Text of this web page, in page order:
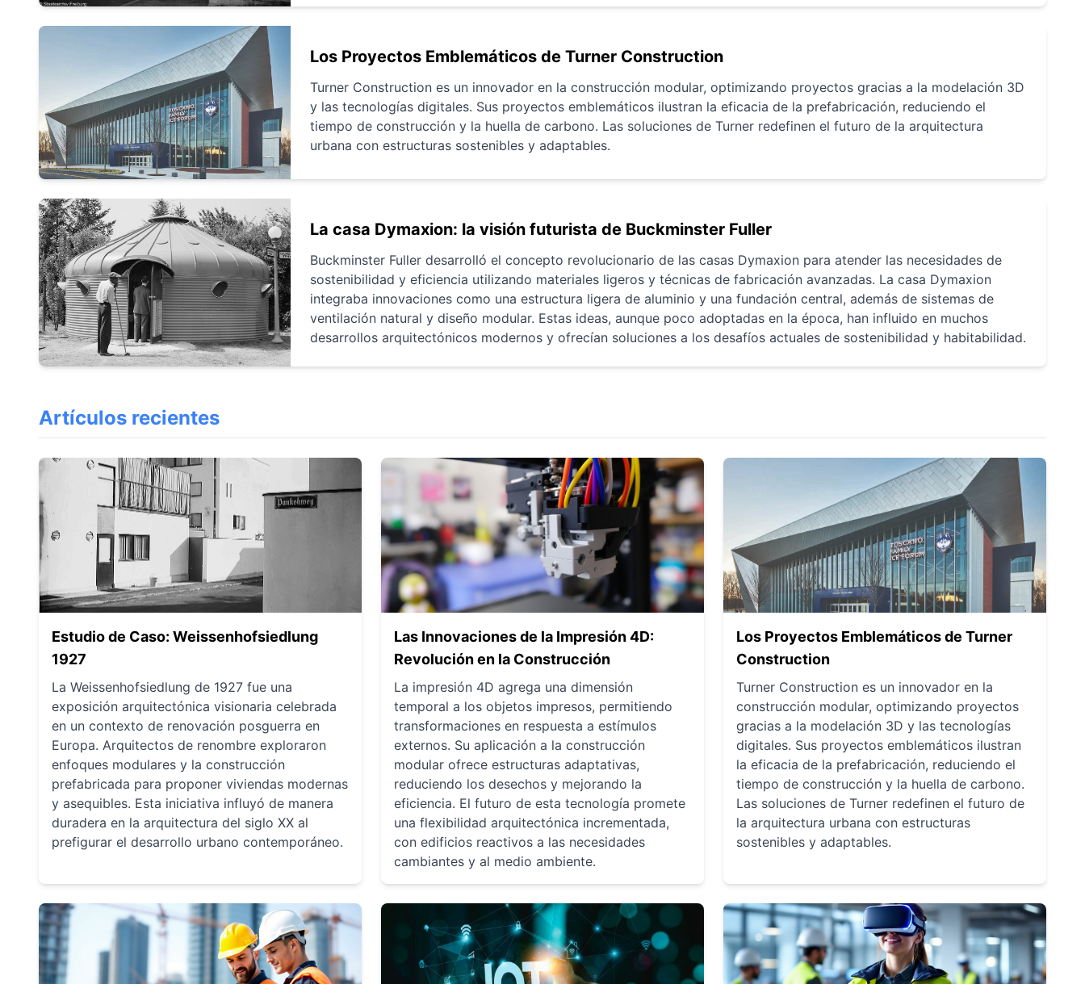
Los Proyectos Emblemáticos de Turner Construction
Turner Construction es un innovador en la construcción modular, optimizando proyectos gracias a la modelación 3D
y las tecnologías digitales. Sus proyectos emblemáticos ilustran la eficacia de la prefabricación, reduciendo el
tiempo de construcción y la huella de carbono. Las soluciones de Turner redefinen el futuro de la arquitectura
urbana con estructuras sostenibles y adaptables.
La casa Dymaxion: la visión futurista de Buckminster Fuller
Buckminster Fuller desarrolló el concepto revolucionario de las casas Dymaxion para atender las necesidades de
sostenibilidad y eficiencia utilizando materiales ligeros y técnicas de fabricación avanzadas. La casa Dymaxion
integraba innovaciones como una estructura ligera de aluminio y una fundación central, además de sistemas de
ventilación natural y diseño modular. Estas ideas, aunque poco adoptadas en la época, han influido en muchos
desarrollos arquitectónicos modernos y ofrecían soluciones a los desafíos actuales de sostenibilidad y habitabilidad.
Artículos recientes
Estudio de Caso: Weissenhofsiedlung
1927
La Weissenhofsiedlung de 1927 fue una
exposición arquitectónica visionaria celebrada
en un contexto de renovación posguerra en
Europa. Arquitectos de renombre exploraron
enfoques modulares y la construcción
prefabricada para proponer viviendas modernas
y asequibles. Esta iniciativa influyó de manera
duradera en la arquitectura del siglo XX al
prefigurar el desarrollo urbano contemporáneo.
Las Innovaciones de la Impresión 4D:
Revolución en la Construcción
La impresión 4D agrega una dimensión
temporal a los objetos impresos, permitiendo
transformaciones en respuesta a estímulos
externos. Su aplicación a la construcción
modular ofrece estructuras adaptativas,
reduciendo los desechos y mejorando la
eficiencia. El futuro de esta tecnología promete
una flexibilidad arquitectónica incrementada,
con edificios reactivos a las necesidades
cambiantes y al medio ambiente.
Los Proyectos Emblemáticos de Turner
Construction
Turner Construction es un innovador en la
construcción modular, optimizando proyectos
gracias a la modelación 3D y las tecnologías
digitales. Sus proyectos emblemáticos ilustran
la eficacia de la prefabricación, reduciendo el
tiempo de construcción y la huella de carbono.
Las soluciones de Turner redefinen el futuro de
la arquitectura urbana con estructuras
sostenibles y adaptables.